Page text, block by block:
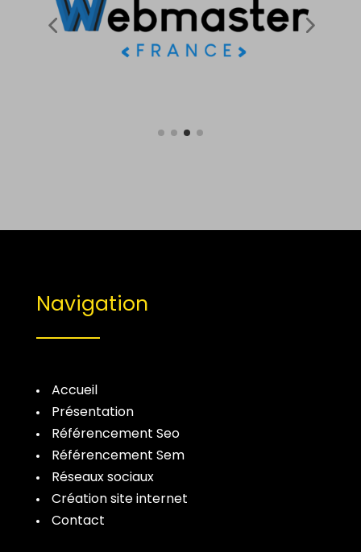
Navigation
Accueil
Présentation
Référencement Seo
Référencement Sem
Réseaux sociaux
Création site internet
Contact